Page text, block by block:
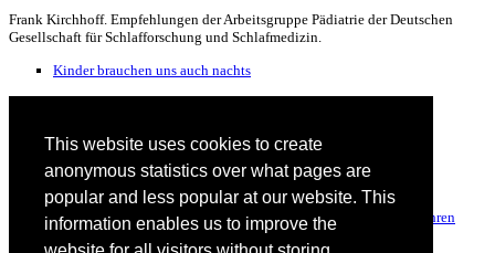
This website uses cookies to create
anonymous statistics over what pages are
popular and less popular at our website. This
information enables us to improve the
Frank Kirchhoff. Empfehlungen der Arbeitsgruppe Pädiatrie der Deutschen
Gesellschaft für Schlafforschung und Schlafmedizin.
Kinder brauchen uns auch nachts
Schlafprobleme aus Sicht der Evolution
Dr. med. Herbert Renz-Polster
Durchschnittliche Schlafdauer von Kindern im Alter von 0-6 Jahren
Tabelle aus: kindergsesundheit-info.de